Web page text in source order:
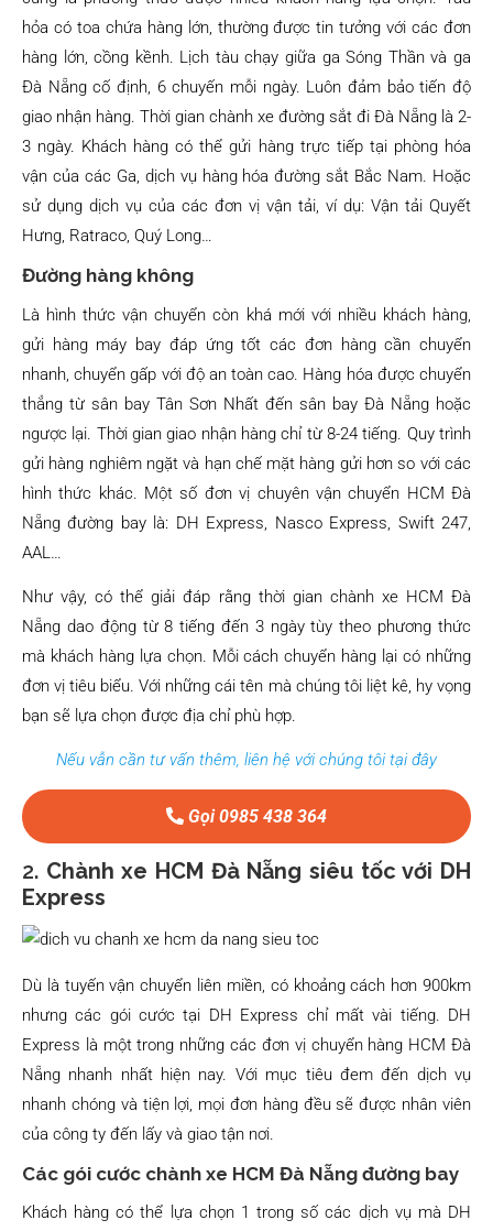
hỏa có toa chứa hàng lớn, thường được tin tưởng với các đơn
hàng lớn, cồng kềnh. Lịch tàu chạy giữa ga Sóng Thần và ga
Đà Nẵng cố định, 6 chuyến mỗi ngày. Luôn đảm bảo tiến độ
giao nhận hàng. Thời gian chành xe đường sắt đi Đà Nẵng là 2-
3 ngày. Khách hàng có thể gửi hàng trực tiếp tại phòng hóa
vận của các Ga, dịch vụ hàng hóa đường sắt Bắc Nam. Hoặc
sử dụng dịch vụ của các đơn vị vận tải, ví dụ: Vận tải Quyết
Hưng, Ratraco, Quý Long…
Đường hàng không
Là hình thức vận chuyển còn khá mới với nhiều khách hàng,
gửi hàng máy bay đáp ứng tốt các đơn hàng cần chuyển
nhanh, chuyển gấp với độ an toàn cao. Hàng hóa được chuyển
thẳng từ sân bay Tân Sơn Nhất đến sân bay Đà Nẵng hoặc
ngược lại. Thời gian giao nhận hàng chỉ từ 8-24 tiếng. Quy trình
gửi hàng nghiêm ngặt và hạn chế mặt hàng gửi hơn so với các
hình thức khác. Một số đơn vị chuyên vận chuyển HCM Đà
Nẵng đường bay là: DH Express, Nasco Express, Swift 247,
AAL…
Như vậy, có thể giải đáp rằng thời gian chành xe HCM Đà
Nẵng dao động từ 8 tiếng đến 3 ngày tùy theo phương thức
mà khách hàng lựa chọn. Mỗi cách chuyển hàng lại có những
đơn vị tiêu biểu. Với những cái tên mà chúng tôi liệt kê, hy vọng
bạn sẽ lựa chọn được địa chỉ phù hợp.
Nếu vẫn cần tư vấn thêm, liên hệ với chúng tôi tại đây
Gọi 0985 438 364
2. Chành xe HCM Đà Nẵng siêu tốc với DH
Express
Dù là tuyến vận chuyển liên miền, có khoảng cách hơn 900km
nhưng các gói cước tại DH Express chỉ mất vài tiếng. DH
Express là một trong những các đơn vị chuyển hàng HCM Đà
Nẵng nhanh nhất hiện nay. Với mục tiêu đem đến dịch vụ
nhanh chóng và tiện lợi, mọi đơn hàng đều sẽ được nhân viên
của công ty đến lấy và giao tận nơi.
Các gói cước chành xe HCM Đà Nẵng đường bay
Khách hàng có thể lựa chọn 1 trong số các dịch vụ mà DH